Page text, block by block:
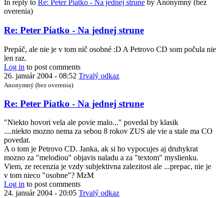
In reply to Re: Peter Piatko - Na jednej strune byAnonymný (bez
overenia)
Re: Peter Piatko - Na jednej strune
Prepáč, ale nie je v tom nič osobné :D A Petrovo CD som počula nie
len raz.
Log in to post comments
26. január 2004 - 08:52 Trvalý odkaz
Anonymný (bez overenia)
Re: Peter Piatko - Na jednej strune
"Niekto hovori vela ale povie malo..." povedal by klasik
....niekto mozno nema za sebou 8 rokov ZUS ale vie a stale ma CO
povedat.
A o tom je Petrovo CD. Janka, ak si ho vypocujes aj druhykrat
mozno za "melodiou" objavis naladu a za "textom" myslienku.
Viem, ze recenzia je vzdy subjektivna zalezitost ale ...prepac, nie je
v tom nieco "osobne"? MzM
Log in to post comments
24. január 2004 - 20:05 Trvalý odkaz